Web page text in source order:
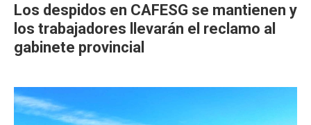
Los despidos en CAFESG se mantienen y
los trabajadores llevarán el reclamo al
gabinete provincial